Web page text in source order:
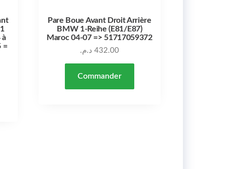
à
=
Pare Boue Avant Droit Arrière
BMW 1-Reihe (E81/E87)
Maroc 04-07 => 51717059372
432.00 د.م.
Commander